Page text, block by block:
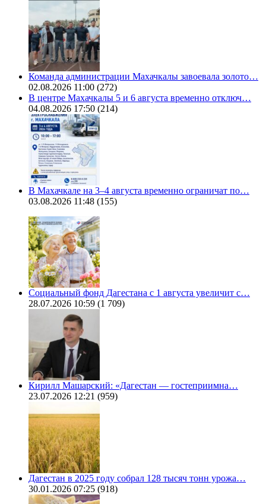
Команда администрации Махачкалы завоевала золото…
02.08.2026 11:00 (272)
В центре Махачкалы 5 и 6 августа временно отключ…
04.08.2026 17:50 (214)
В Махачкале на 3–4 августа временно ограничат по…
03.08.2026 11:48 (155)
Социальный фонд Дагестана с 1 августа увеличит с…
28.07.2026 10:59 (1 709)
Кирилл Машарский: «Дагестан — гостеприимна…
23.07.2026 12:21 (959)
Дагестан в 2025 году собрал 128 тысяч тонн урожа…
30.01.2026 07:25 (918)